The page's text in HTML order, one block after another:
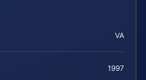
VA
1997